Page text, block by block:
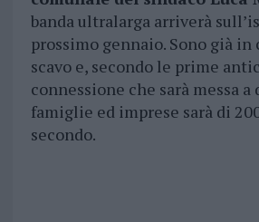
banda ultralarga arriverà
prossimo gennaio. Sono già
scavo e, secondo le prime
connessione che sarà messa
famiglie ed imprese sarà di
secondo.